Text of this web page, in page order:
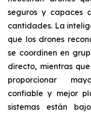
seguros y capaces
cantidades. La
que los drones
se coordinen en
directo, mientras
proporcionar
confiable y mejor
sistemas están